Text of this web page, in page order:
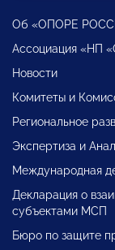
Об «ОПОРЕ
Ассоциация «НП
Новости
Комитеты и
Региональное
Экспертиза и
Международная
Декларация о
субъектами МСП
Бюро по защите